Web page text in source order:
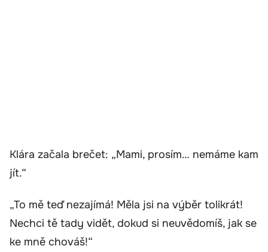
Klára začala brečet: „Mami, prosím… nemáme kam
jít.“
„To mě teď nezajímá! Měla jsi na výběr tolikrát!
Nechci tě tady vidět, dokud si neuvědomíš, jak se
ke mně chováš!“